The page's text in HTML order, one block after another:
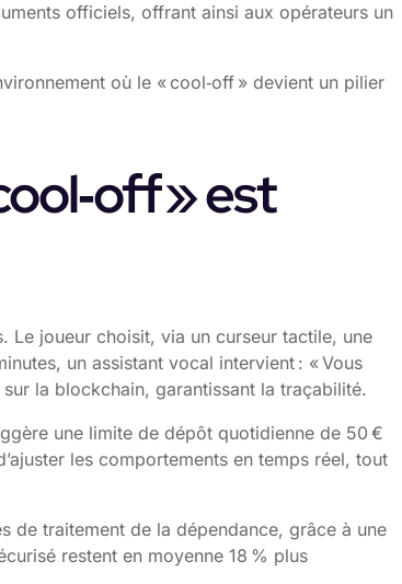
officiels, offrant ainsi aux opérateurs un
où le « cool‑off » devient un pilier
» est
Le joueur choisit, via un curseur tactile, une
un assistant vocal intervient : « Vous
sur la blockchain, garantissant la traçabilité.
une limite de dépôt quotidienne de 50 €
les comportements en temps réel, tout
de traitement de la dépendance, grâce à une
restent en moyenne 18 % plus